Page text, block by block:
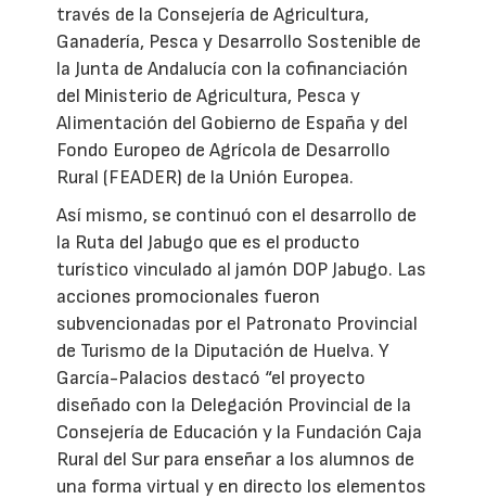
través de la Consejería de Agricultura,
Ganadería, Pesca y Desarrollo Sostenible de
la Junta de Andalucía con la cofinanciación
del Ministerio de Agricultura, Pesca y
Alimentación del Gobierno de España y del
Fondo Europeo de Agrícola de Desarrollo
Rural (FEADER) de la Unión Europea.
Así mismo, se continuó con el desarrollo de
la Ruta del Jabugo que es el producto
turístico vinculado al jamón DOP Jabugo. Las
acciones promocionales fueron
subvencionadas por el Patronato Provincial
de Turismo de la Diputación de Huelva. Y
García-Palacios destacó “el proyecto
diseñado con la Delegación Provincial de la
Consejería de Educación y la Fundación Caja
Rural del Sur para enseñar a los alumnos de
una forma virtual y en directo los elementos